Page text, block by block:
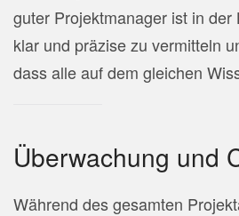
guter Projektmanager ist in der
klar und präzise zu vermitteln
dass alle auf dem gleichen
Überwachung und
Während des gesamten